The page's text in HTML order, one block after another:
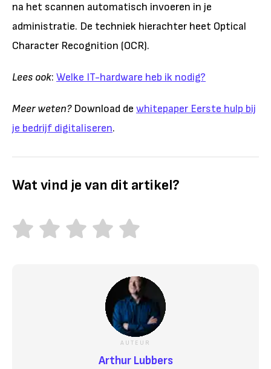
na het scannen automatisch invoeren in je
administratie. De techniek hierachter heet Optical
Character Recognition (OCR).
Lees ook: Welke IT-hardware heb ik nodig?
Meer weten?Download de whitepaper Eerste hulp bij
je bedrijf digitaliseren.
Wat vind je van dit artikel?
AUTEUR
Arthur Lubbers